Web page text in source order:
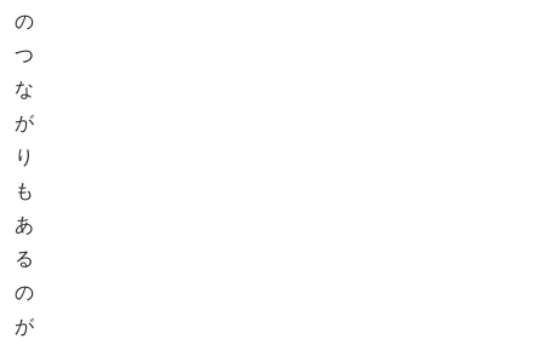
の
つ
な
が
り
も
あ
る
の
が